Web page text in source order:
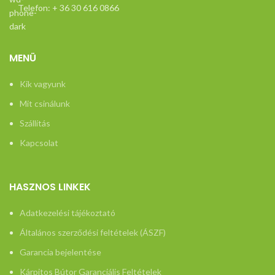
Telefon: + 36 30 616 0866
MENÜ
Kik vagyunk
Mit csinálunk
Szállítás
Kapcsolat
HASZNOS LINKEK
Adatkezelési tájékoztató
Általános szerződési feltételek (ÁSZF)
Garancia bejelentése
Kárpitos Bútor Garanciális Feltételek